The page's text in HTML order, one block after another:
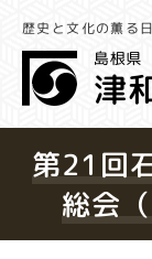
歴史と文化の薫る
第21回
総会